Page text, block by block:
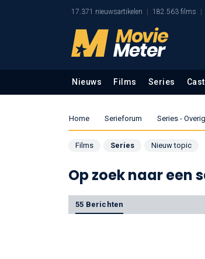
17.371 nieuwsartikelen 182.563 films
Nieuws Films Series
Home Serieforum Series -
Films Series Nieuw topic
Op zoek naar een
55 Berichten